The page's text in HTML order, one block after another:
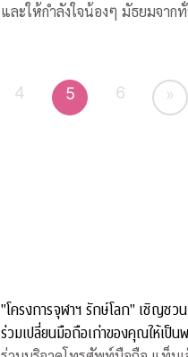
และให้กำลังใจน้องๆ มัธยมจาก
กันทางสถานีโทรทัศน์เอแอลทีวี
4 5 6 »
"โครงการจุฬาฯ รักษ์โลก" เชิญชว
ร่วมเปลี่ยนมือถือเก่าของคุณให้เป็น